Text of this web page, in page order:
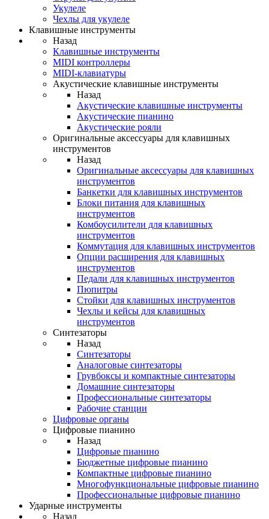
Укулеле
Чехлы для укулеле
Клавишные инструменты
Назад
Клавишные инструменты
MIDI контроллеры
MIDI-клавиатуры
Акустические клавишные инструменты
Назад
Акустические клавишные инструменты
Акустические пианино
Акустические рояли
Оригинальные аксессуары для клавишных
инструментов
Назад
Оригинальные аксессуары для клавишных
инструментов
Банкетки для клавишных инструментов
Блоки питания для клавишных
инструментов
Комбоусилители для клавишных
инструментов
Коммутация для клавишных инструментов
Опции расширения для клавишных
инструментов
Педали для клавишных инструментов
Пюпитры
Стойки для клавишных инструментов
Чехлы и кейсы для клавишных
инструментов
Синтезаторы
Назад
Синтезаторы
Аналоговые синтезаторы
Грувбоксы и компактные синтезаторы
Домашние синтезаторы
Профессиональные синтезаторы
Рабочие станции
Цифровые органы
Цифровые пианино
Назад
Цифровые пианино
Бюджетные цифровые пианино
Компактные цифровые пианино
Многофункциональные цифровые пианино
Профессиональные цифровые пианино
Ударные инструменты
Назад